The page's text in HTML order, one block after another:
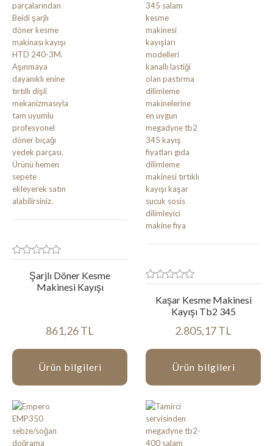
Şarjlı Döner Kesme
Makinesi Kayışı
861,26 TL
Ürün bilgileri
Kaşar Kesme Makinesi
Kayışı Tb2 345
2.805,17 TL
Ürün bilgileri